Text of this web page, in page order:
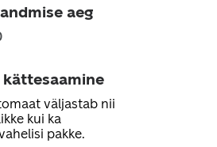
aeg
kättesaamine
väljastab nii
kui ka
pakke.